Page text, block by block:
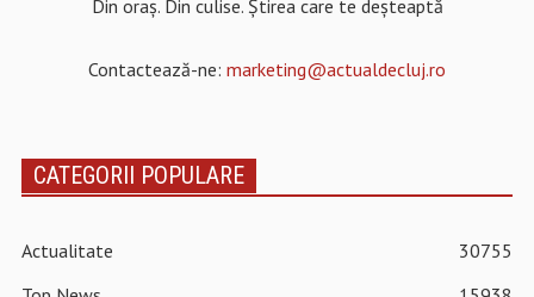
Din oraș. Din culise. Știrea care te deșteaptă
Contactează-ne: marketing@actualdecluj.ro
CATEGORII POPULARE
Actualitate
30755